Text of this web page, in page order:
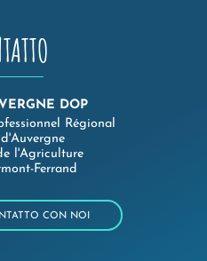
DOP
Régional
l'Agriculture
Ferrand
CON NOI